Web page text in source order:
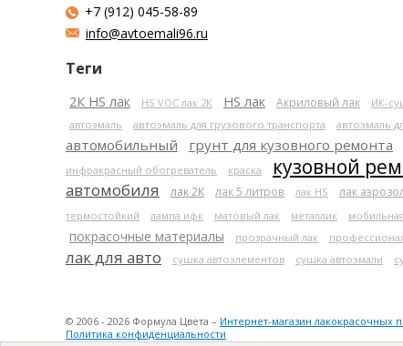
+7 (912) 045-58-89
info@avtoemali96.ru
Теги
2К HS лак HS VOC лак 2К HS лак Акриловый лак ИК-
автоэмаль
автоэмаль для грузового транспорта автоэмаль
автомобильный
грунт для кузовного ремонта
инфракрасный обогреватель
краска кузовной
автомобиля
лак 2К лак 5 литров лак HS лак
термостойкий
лампа ифк матовый лак металлик
покрасочные материалы прозрачный лак
лак для авто
сушка автоэлементов сушка автоэмали
© 2006 - 2026 Формула Цвета – Интернет-магазин лакокрасочных
Политика конфиденциальности